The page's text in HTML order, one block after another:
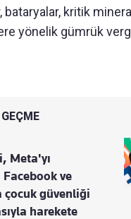
bataryalar, kritik
yönelik gümrük
Meta'yı
ve
çocuk güvenliği
harekete